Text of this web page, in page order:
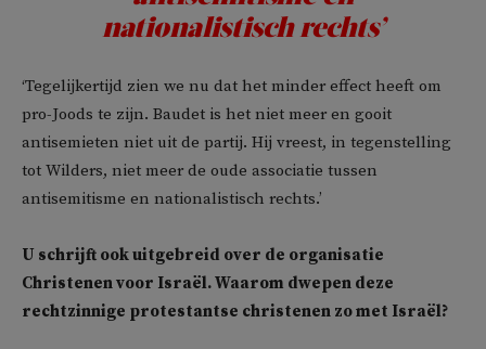
nationalistisch rechts’
‘Tegelijkertijd zien we nu dat het minder effect heeft om
pro-Joods te zijn. Baudet is het niet meer en gooit
antisemieten niet uit de partij. Hij vreest, in tegenstelling
tot Wilders, niet meer de oude associatie tussen
antisemitisme en nationalistisch rechts.’
U schrijft ook uitgebreid over de organisatie
Christenen voor Israël. Waarom dwepen deze
rechtzinnige protestantse christenen zo met Israël?